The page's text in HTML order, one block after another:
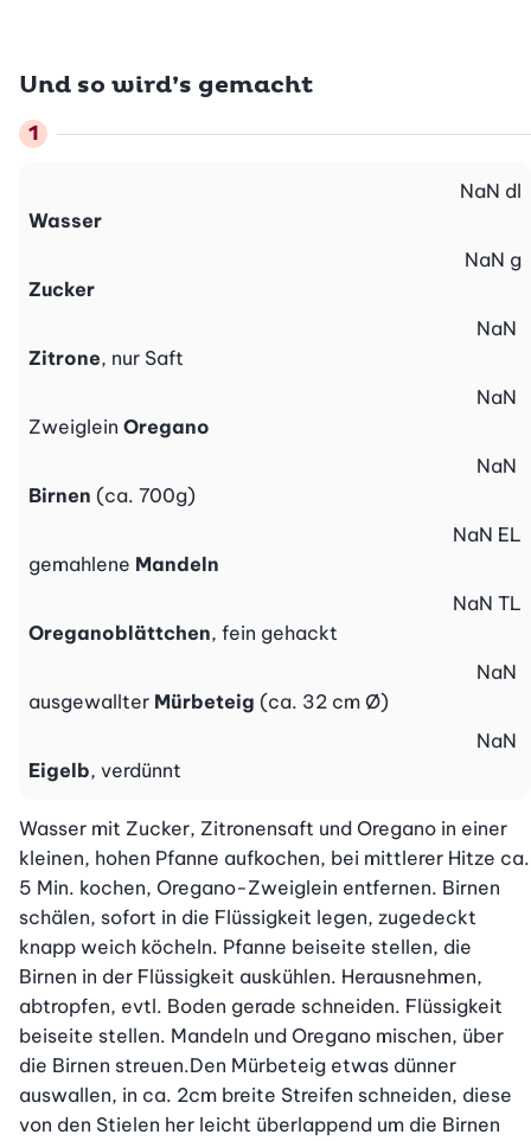
Und so wird’s gemacht
Wasser
NaN dl
Zucker
NaN g
Zitrone, nur Saft
NaN
Zweiglein Oregano
NaN
Birnen (ca. 700g)
NaN
gemahlene Mandeln
NaN EL
Oreganoblättchen, fein gehackt
NaN TL
ausgewallter Mürbeteig (ca. 32 cm Ø)
NaN
Eigelb, verdünnt
NaN
Wasser mit Zucker, Zitronensaft und Oregano in einer
kleinen, hohen Pfanne aufkochen, bei mittlerer Hitze ca.
5 Min. kochen, Oregano-Zweiglein entfernen. Birnen
schälen, sofort in die Flüssigkeit legen, zugedeckt
knapp weich köcheln. Pfanne beiseite stellen, die
Birnen in der Flüssigkeit auskühlen. Herausnehmen,
abtropfen, evtl. Boden gerade schneiden. Flüssigkeit
beiseite stellen. Mandeln und Oregano mischen, über
die Birnen streuen.Den Mürbeteig etwas dünner
auswallen, in ca. 2cm breite Streifen schneiden, diese
von den Stielen her leicht überlappend um die Birnen